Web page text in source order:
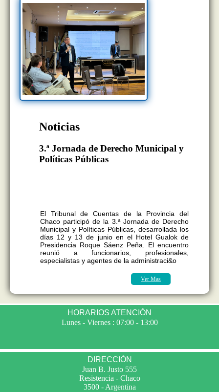
Noticias
3.ª Jornada de Derecho Municipal y
Políticas Públicas
El Tribunal de Cuentas de la Provincia del
Chaco participó de la 3.ª Jornada de Derecho
Municipal y Políticas Públicas, desarrollada los
días 12 y 13 de junio en el Hotel Gualok de
Presidencia Roque Sáenz Peña. El encuentro
reunió a funcionarios, profesionales,
especialistas y agentes de la administraci&o
Ver Mas
HORARIOS ATENCIÓN
Lunes - Viernes : 07:00 - 13:00
DIRECCIÓN
Juan B. Justo 555
Resistencia - Chaco
3500 - Argentina